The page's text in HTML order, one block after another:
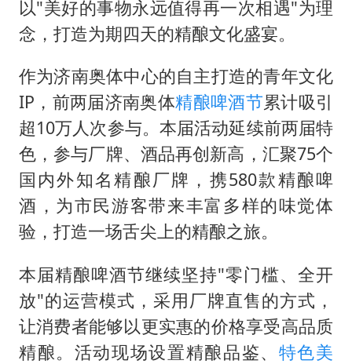
国防部回应日本试射“战斧”导弹
改名后的“青海拉面”店
命案逃犯躲进深山21年活得像野人
东方之约 相约未来
以"美好的事物永远值得再一次相遇"为理
念，打造为期四天的精酿文化盛宴。
作为济南奥体中心的自主打造的青年文化
IP，前两届济南奥体精酿啤酒节累计吸引
超10万人次参与。本届活动延续前两届特
色，参与厂牌、酒品再创新高，汇聚75个
国内外知名精酿厂牌，携580款精酿啤
酒，为市民游客带来丰富多样的味觉体
验，打造一场舌尖上的精酿之旅。
本届精酿啤酒节继续坚持"零门槛、全开
放"的运营模式，采用厂牌直售的方式，
让消费者能够以更实惠的价格享受高品质
精酿。活动现场设置精酿品鉴、 特色美